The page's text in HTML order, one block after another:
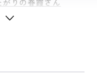
りの春霞さん